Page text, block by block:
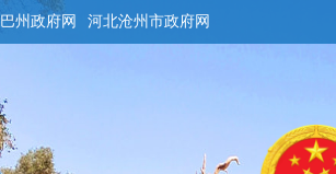
巴州政府网 河北沧州市政府网